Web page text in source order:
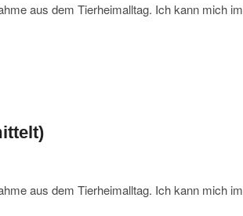
aus dem Tierheimalltag. Ich kann mich im
aus dem Tierheimalltag. Ich kann mich im